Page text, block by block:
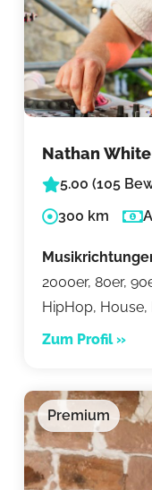
Nathan
5.00 (105
300 km
2000er, 80er,
HipHop, House,
Zum Profil »
Premium